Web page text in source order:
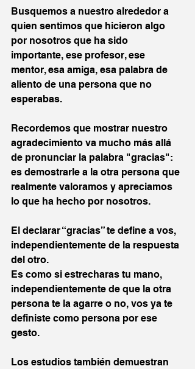
Busquemos a nuestro alrededor a
quien sentimos que hicieron algo
por nosotros que ha sido
importante, ese profesor, ese
mentor, esa amiga, esa palabra de
aliento de una persona que no
esperabas.
Recordemos que mostrar nuestro
agradecimiento va mucho más allá
de pronunciar la palabra "gracias":
es demostrarle a la otra persona que
realmente valoramos y apreciamos
lo que ha hecho por nosotros.
El declarar “gracias” te define a vos,
independientemente de la respuesta
del otro.
Es como si estrecharas tu mano,
independientemente de que la otra
persona te la agarre o no, vos ya te
definiste como persona por ese
gesto.
Los estudios también demuestran